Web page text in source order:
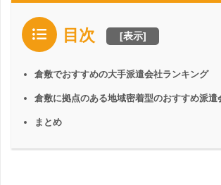
目次 [表示]
倉敷でおすすめの大手派遣会社ランキング
倉敷に拠点のある地域密着型のおすすめ派遣
まとめ